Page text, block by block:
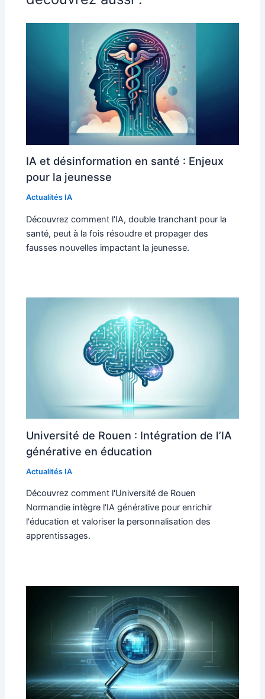
IA et désinformation en santé : Enjeux
pour la jeunesse
Actualités IA
Découvrez comment l'IA, double tranchant pour la
santé, peut à la fois résoudre et propager des
fausses nouvelles impactant la jeunesse.
Université de Rouen : Intégration de l’IA
générative en éducation
Actualités IA
Découvrez comment l'Université de Rouen
Normandie intègre l'IA générative pour enrichir
l'éducation et valoriser la personnalisation des
apprentissages.